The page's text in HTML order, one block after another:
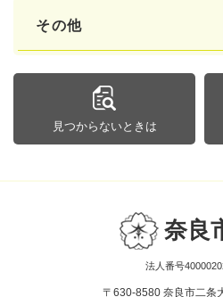
その他
見つからないときは
奈良
法人番号
〒630-8580 奈良市二条